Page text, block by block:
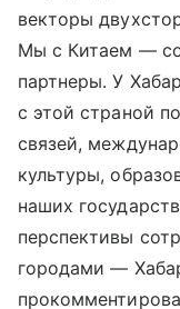
векторы
Мы с Китаем —
партнеры. У
с этой страной
связей,
культуры,
наших
перспективы
городами —